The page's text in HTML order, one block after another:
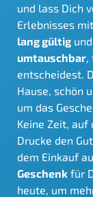
und lass Dich
Erlebnisses
lang gültig
umtauschbar
entscheidest.
Hause, schön
um das
Keine Zeit, auf
Drucke den
dem Einkauf
Geschenk für
heute, um